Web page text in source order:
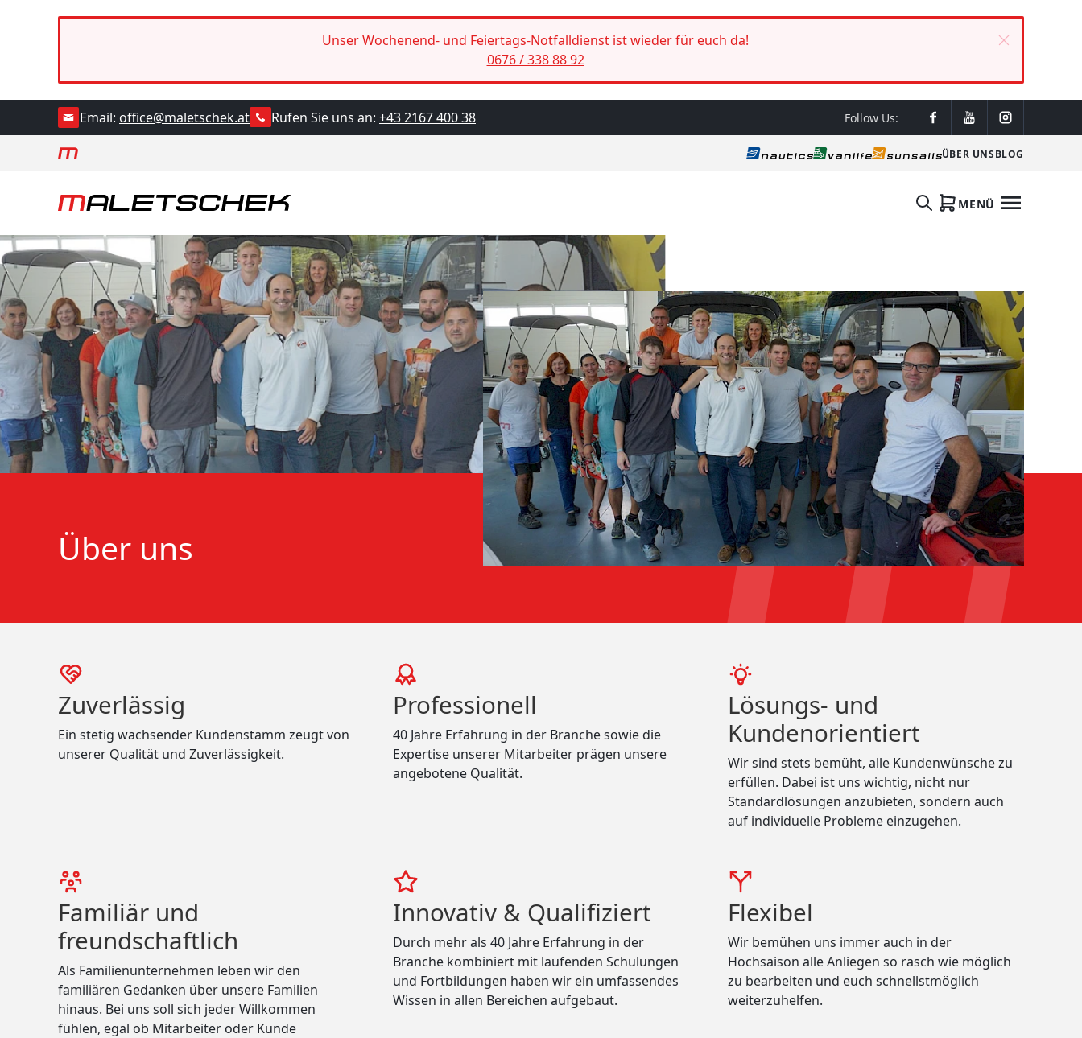
Unser Wochenend- und Feiertags-Notfalldienst ist wieder für euch da!
0676 / 338 88 92
Email: office@maletschek.at Rufen Sie uns an: +43 2167 400 38 Follow Us:
ÜBER UNSBLOG
MENÜ
Über uns
Zuverlässig
Ein stetig wachsender Kundenstamm zeugt von
unserer Qualität und Zuverlässigkeit.
Professionell
40 Jahre Erfahrung in der Branche sowie die
Expertise unserer Mitarbeiter prägen unsere
angebotene Qualität.
Lösungs- und
Kundenorientiert
Wir sind stets bemüht, alle Kundenwünsche zu
erfüllen. Dabei ist uns wichtig, nicht nur
Standardlösungen anzubieten, sondern auch
auf individuelle Probleme einzugehen.
Familiär und
freundschaftlich
Als Familienunternehmen leben wir den
familiären Gedanken über unsere Familien
hinaus. Bei uns soll sich jeder Willkommen
fühlen, egal ob Mitarbeiter oder Kunde
Innovativ & Qualifiziert
Durch mehr als 40 Jahre Erfahrung in der
Branche kombiniert mit laufenden Schulungen
und Fortbildungen haben wir ein umfassendes
Wissen in allen Bereichen aufgebaut.
Flexibel
Wir bemühen uns immer auch in der
Hochsaison alle Anliegen so rasch wie möglich
zu bearbeiten und euch schnellstmöglich
weiterzuhelfen.